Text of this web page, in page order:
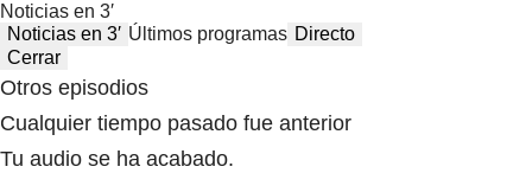
Noticias en 3′
Noticias en 3′ Últimos programas Directo
Cerrar
Otros episodios
Cualquier tiempo pasado fue anterior
Tu audio se ha acabado.